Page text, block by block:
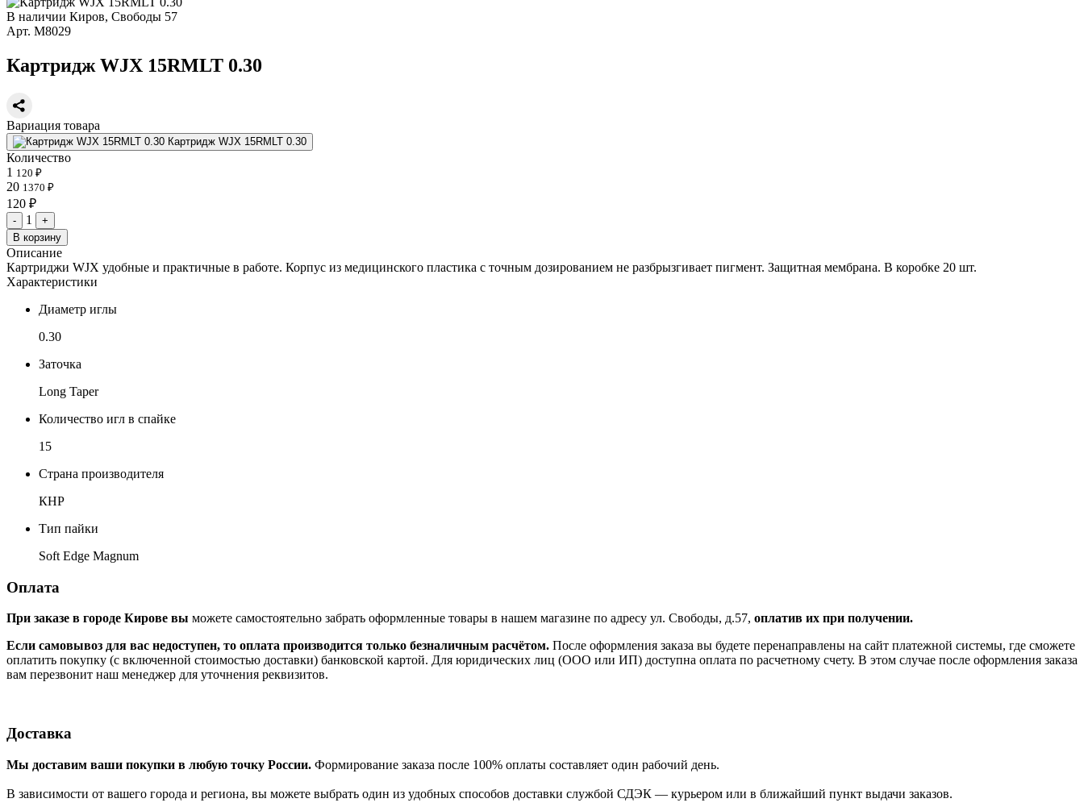
В наличии Киров, Свободы 57
Арт. М8029
Картридж WJX 15RMLT 0.30
Вариация товара
Картридж WJX 15RMLT 0.30
Количество
1 120 ₽
20 1370 ₽
120 ₽
- 1
+
В корзину
Описание
Картриджи WJX удобные и практичные в работе. Корпус из медицинского пластика с точным дозированием не разбрызгивает пигмент. Защитная мембрана. В коробке 20 шт.
Характеристики
Диаметр иглы
0.30
Заточка
Long Taper
Количество игл в спайке
15
Страна производителя
КНР
Тип пайки
Soft Edge Magnum
Оплата
При заказе в городе Кирове вы можете самостоятельно забрать оформленные товары в нашем магазине по адресу ул. Свободы, д.57, оплатив их при получении.
Если самовывоз для вас недоступен, то оплата производится только безналичным расчётом. После оформления заказа вы будете перенаправлены на сайт платежной системы, где сможете
оплатить покупку (с включенной стоимостью доставки) банковской картой. Для юридических лиц (ООО или ИП) доступна оплата по расчетному счету. В этом случае после оформления заказа
вам перезвонит наш менеджер для уточнения реквизитов.
Доставка
Мы доставим ваши покупки в любую точку России. Формирование заказа после 100% оплаты составляет один рабочий день.
В зависимости от вашего города и региона, вы можете выбрать один из удобных способов доставки службой СДЭК — курьером или в ближайший пункт выдачи заказов.